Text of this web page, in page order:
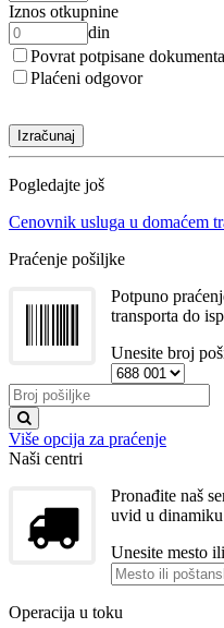
Iznos otkupnine
din
Povrat potpisane
Plaćeni odgovor
Izračunaj
Pogledajte još
Cenovnik usluga u domaćem
Praćenje pošiljke
Potpuno
transporta do
Unesite broj
Više opcija za praćenje
Naši centri
Pronađite naš
uvid u
Unesite mesto
Operacija u toku